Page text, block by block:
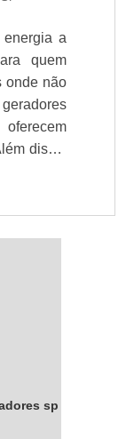
a
quem
onde não
disso,
e podem
em
por um
deixe de
sp